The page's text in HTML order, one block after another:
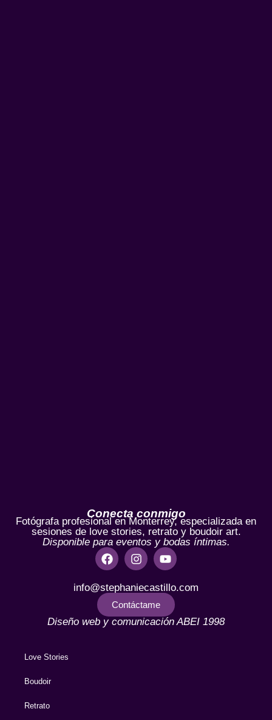
Conecta conmigo
Fotógrafa profesional en Monterrey, especializada en
sesiones de love stories, retrato y boudoir art.
Disponible para eventos y bodas íntimas.
info@stephaniecastillo.com
Contáctame
Diseño web y comunicación ABEI 1998
Love Stories
Boudoir
Retrato